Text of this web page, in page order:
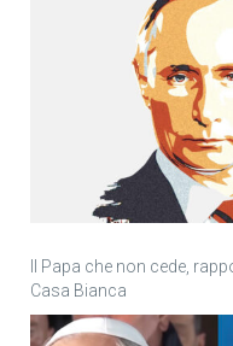
Il Papa che non cede,
Casa Bianca